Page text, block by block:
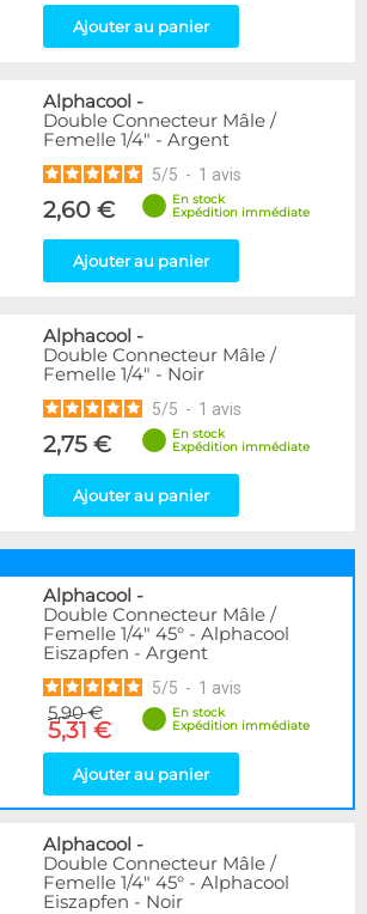
Ajouter au panier
Alphacool -
Double Connecteur Mâle /
Femelle 1/4" - Argent
5/5 - 1 avis
2,60 €
En stock
Expédition immédiate
Ajouter au panier
Alphacool -
Double Connecteur Mâle /
Femelle 1/4" - Noir
5/5 - 1 avis
2,75 €
En stock
Expédition immédiate
Ajouter au panier
Alphacool -
Double Connecteur Mâle /
Femelle 1/4" 45° - Alphacool
Eiszapfen - Argent
5/5 - 1 avis
5,90 €
5,31 €
En stock
Expédition immédiate
Ajouter au panier
Alphacool -
Double Connecteur Mâle /
Femelle 1/4" 45° - Alphacool
Eiszapfen - Noir